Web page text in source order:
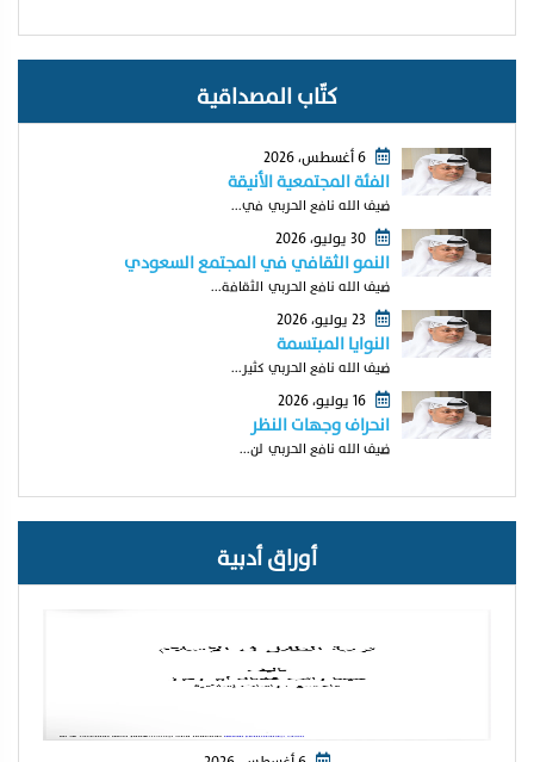
كتّاب المصداقية
6 أغسطس، 2026
الفئة المجتمعية الأنيقة
ضيف الله نافع الحربي في...
30 يوليو، 2026
النمو الثقافي في المجتمع السعودي
ضيف الله نافع الحربي الثقافة...
النوايا المبتسمة
ضيف الله نافع الحربي كثير...
16 يوليو، 2026
انحراف وجهات النظر
ضيف الله نافع الحربي لن...
أوراق أدبية